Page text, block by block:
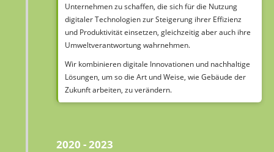
Unternehmen zu schaffen, die sich für die Nutzung
digitaler Technologien zur Steigerung ihrer Effizienz
und Produktivität einsetzen, gleichzeitig aber auch ihre
Umweltverantwortung wahrnehmen.
Wir kombinieren digitale Innovationen und nachhaltige
Lösungen, um so die Art und Weise, wie Gebäude der
Zukunft arbeiten, zu verändern.
2020 - 2023